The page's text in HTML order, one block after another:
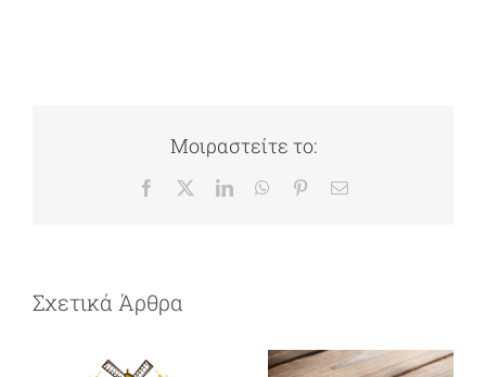
Μοιραστείτε το:
Facebook LinkedInWhatsApp
PinterestEmail
Σχετικά Άρθρα